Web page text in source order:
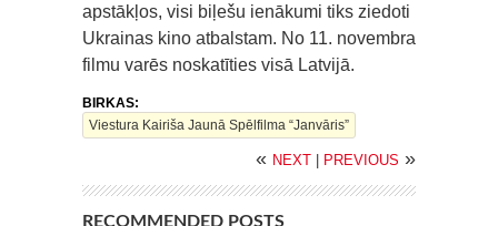
apstākļos, visi biļešu ienākumi tiks ziedoti
Ukrainas kino atbalstam. No 11. novembra
filmu varēs noskatīties visā Latvijā.
BIRKAS:
Viestura Kairiša Jaunā Spēlfilma “Janvāris”
« NEXT PREVIOUS »
RECOMMENDED POSTS